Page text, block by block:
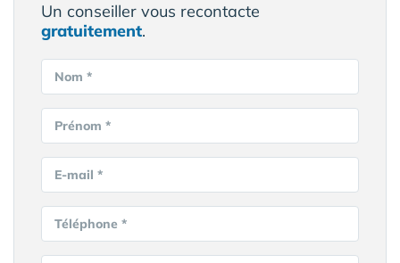
Un conseiller vous recontacte
gratuitement.
Nom *
Prénom *
E-mail *
Téléphone *